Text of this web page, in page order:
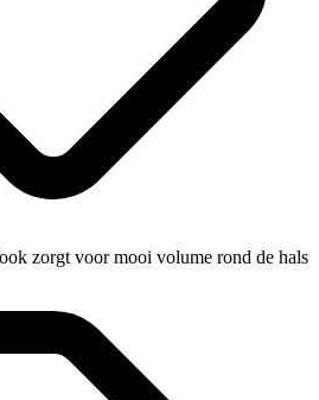
zorgt voor mooi volume rond de hals